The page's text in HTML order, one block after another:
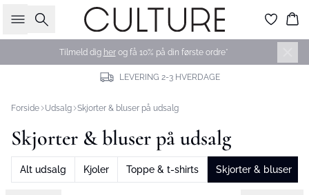
Søg
Tilmeld dig herog få 10% på din første ordre*
LEVERING 2-3 HVERDAGE
Forside Udsalg Skjorter & bluser på udsalg
Skjorter & bluser på udsalg
Alt udsalg Kjoler Toppe & t-shirts Skjorter & bluser